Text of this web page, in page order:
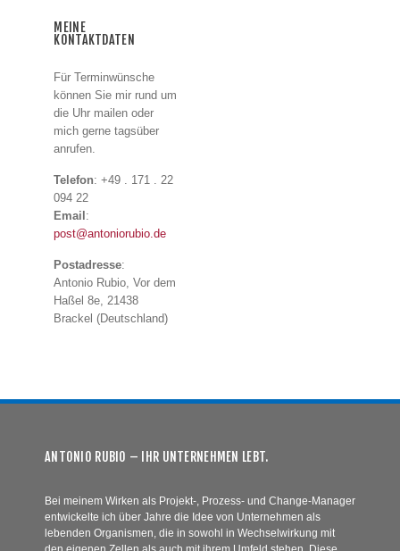
MEINE
KONTAKTDATEN
Für Terminwünsche
können Sie mir rund um
die Uhr mailen oder
mich gerne tagsüber
anrufen.
Telefon: +49 . 171 . 22
094 22
Email :
post@antoniorubio.de
Postadresse:
Antonio Rubio, Vor dem
Haßel 8e, 21438
Brackel (Deutschland)
ANTONIO RUBIO – IHR UNTERNEHMEN LEBT.
Bei meinem Wirken als Projekt-, Prozess- und Change-Manager
entwickelte ich über Jahre die Idee von Unternehmen als
lebenden Organismen, die in sowohl in Wechselwirkung mit